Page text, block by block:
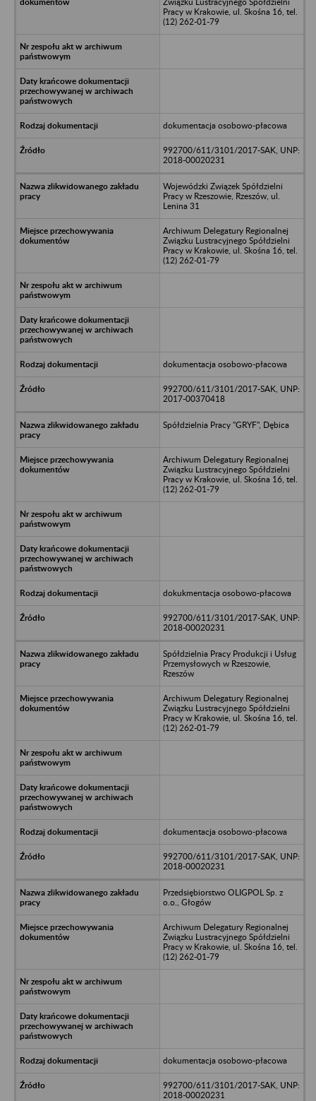
Pracy w Krakowie, ul. Skośna 16, tel.
(12) 262-01-79
dokumentacja osobowo-płacowa
992700/611/3101/2017-SAK, UNP:
2018-00020231
Wojewódzki Związek Spółdzielni
Pracy w Rzeszowie, Rzeszów, ul.
Lenina 31
Archiwum Delegatury Regionalnej
Związku Lustracyjnego Spółdzielni
Pracy w Krakowie, ul. Skośna 16, tel.
(12) 262-01-79
dokumentacja osobowo-płacowa
992700/611/3101/2017-SAK, UNP:
2017-00370418
Spółdzielnia Pracy "GRYF", Dębica
Archiwum Delegatury Regionalnej
Związku Lustracyjnego Spółdzielni
Pracy w Krakowie, ul. Skośna 16, tel.
(12) 262-01-79
dokukmentacja osobowo-płacowa
992700/611/3101/2017-SAK, UNP:
2018-00020231
Spółdzielnia Pracy Produkcji i Usług
Przemysłowych w Rzeszowie,
Rzeszów
Archiwum Delegatury Regionalnej
Związku Lustracyjnego Spółdzielni
Pracy w Krakowie, ul. Skośna 16, tel.
(12) 262-01-79
dokumentacja osobowo-płacowa
992700/611/3101/2017-SAK, UNP:
2018-00020231
Przedsiębiorstwo OLIGPOL Sp. z
o.o., Głogów
Archiwum Delegatury Regionalnej
Związku Lustracyjnego Spółdzielni
Pracy w Krakowie, ul. Skośna 16, tel.
(12) 262-01-79
dokumentacja osobowo-płacowa
992700/611/3101/2017-SAK, UNP:
2018-00020231